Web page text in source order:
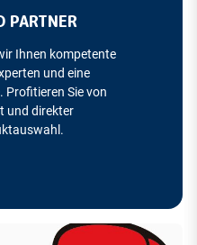
PARTNER
Ihnen kompetente
und eine
Sie von
und direkter